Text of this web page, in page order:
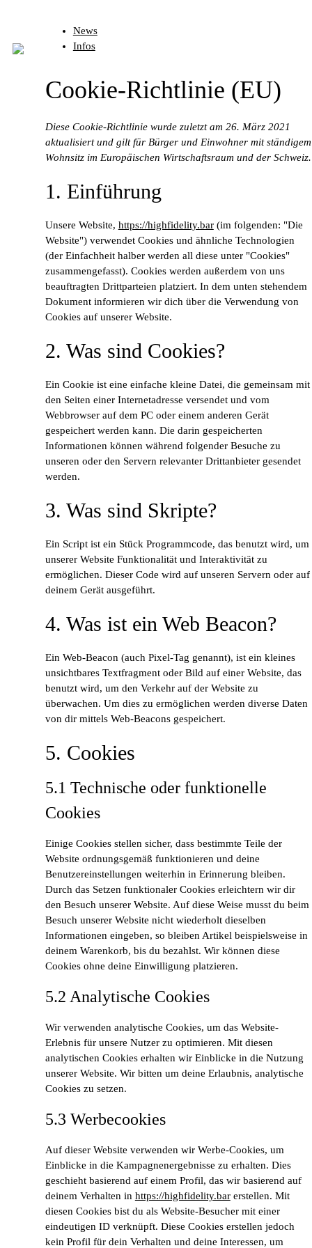
News
Infos
Cookie-Richtlinie (EU)
Diese Cookie-Richtlinie wurde zuletzt am 26. März 2021
aktualisiert und gilt für Bürger und Einwohner mit ständigem
Wohnsitz im Europäischen Wirtschaftsraum und der Schweiz.
1. Einführung
Unsere Website, https://highfidelity.bar(im folgenden: "Die
Website") verwendet Cookies und ähnliche Technologien
(der Einfachheit halber werden all diese unter "Cookies"
zusammengefasst). Cookies werden außerdem von uns
beauftragten Drittparteien platziert. In dem unten stehendem
Dokument informieren wir dich über die Verwendung von
Cookies auf unserer Website.
2. Was sind Cookies?
Ein Cookie ist eine einfache kleine Datei, die gemeinsam mit
den Seiten einer Internetadresse versendet und vom
Webbrowser auf dem PC oder einem anderen Gerät
gespeichert werden kann. Die darin gespeicherten
Informationen können während folgender Besuche zu
unseren oder den Servern relevanter Drittanbieter gesendet
werden.
3. Was sind Skripte?
Ein Script ist ein Stück Programmcode, das benutzt wird, um
unserer Website Funktionalität und Interaktivität zu
ermöglichen. Dieser Code wird auf unseren Servern oder auf
deinem Gerät ausgeführt.
4. Was ist ein Web Beacon?
Ein Web-Beacon (auch Pixel-Tag genannt), ist ein kleines
unsichtbares Textfragment oder Bild auf einer Website, das
benutzt wird, um den Verkehr auf der Website zu
überwachen. Um dies zu ermöglichen werden diverse Daten
von dir mittels Web-Beacons gespeichert.
5. Cookies
5.1 Technische oder funktionelle
Cookies
Einige Cookies stellen sicher, dass bestimmte Teile der
Website ordnungsgemäß funktionieren und deine
Benutzereinstellungen weiterhin in Erinnerung bleiben.
Durch das Setzen funktionaler Cookies erleichtern wir dir
den Besuch unserer Website. Auf diese Weise musst du beim
Besuch unserer Website nicht wiederholt dieselben
Informationen eingeben, so bleiben Artikel beispielsweise in
deinem Warenkorb, bis du bezahlst. Wir können diese
Cookies ohne deine Einwilligung platzieren.
5.2 Analytische Cookies
Wir verwenden analytische Cookies, um das Website-
Erlebnis für unsere Nutzer zu optimieren. Mit diesen
analytischen Cookies erhalten wir Einblicke in die Nutzung
unserer Website. Wir bitten um deine Erlaubnis, analytische
Cookies zu setzen.
5.3 Werbecookies
Auf dieser Website verwenden wir Werbe-Cookies, um
Einblicke in die Kampagnenergebnisse zu erhalten. Dies
geschieht basierend auf einem Profil, das wir basierend auf
deinem Verhalten in https://highfidelity.barerstellen. Mit
diesen Cookies bist du als Website-Besucher mit einer
eindeutigen ID verknüpft. Diese Cookies erstellen jedoch
kein Profil für dein Verhalten und deine Interessen, um